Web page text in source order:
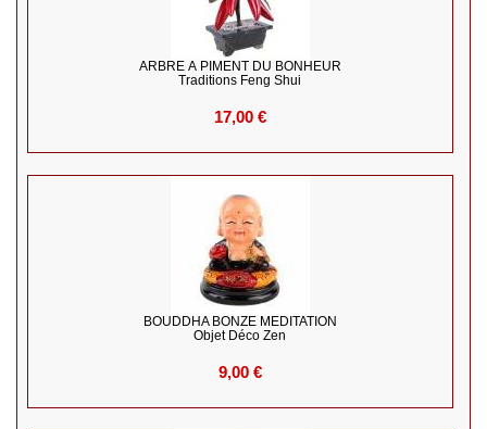
ARBRE À PIMENT DU BONHEUR
Traditions Feng Shui
17,00 €
BOUDDHA BONZE MEDITATION
Objet Déco Zen
9,00 €